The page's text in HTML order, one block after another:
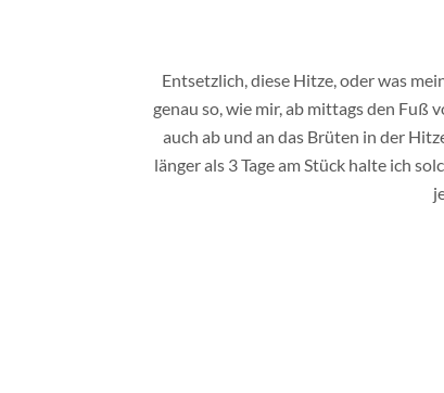
Entsetzlich, diese Hitze, oder was
genau so, wie mir, ab mittags den Fuß
auch ab und an das Brüten in der
länger als 3 Tage am Stück halte ich